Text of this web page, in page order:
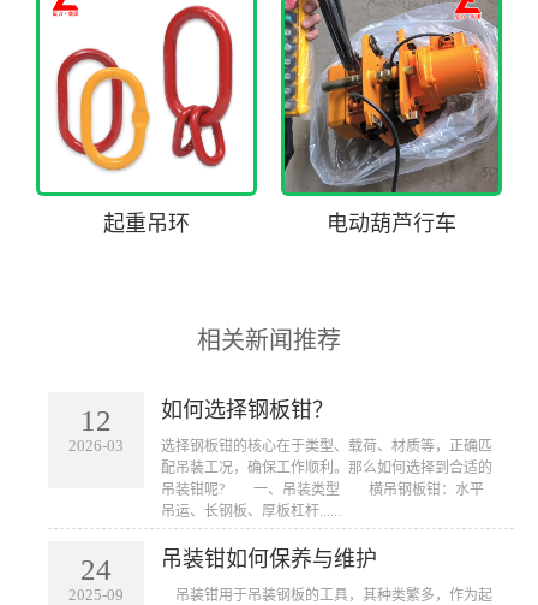
起重吊环 电动葫芦行车
相关新闻推荐
12
2026-03
如何选择钢板钳？
​选择钢板钳的核心在于类型、载荷、材质等，正确匹
配吊装工况，确保工作顺利。那么如何选择到合适的
吊装钳呢? 一、吊装类型 横吊钢板钳：水平
吊运、长钢板、厚板杠杆......
24
2025-09
吊装钳如何保养与维护
​ 吊装钳用于吊装钢板的工具，其种类繁多，作为起